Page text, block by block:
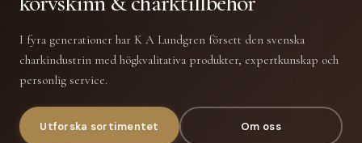
I fyra generationer har K A Lundgren försett den svenska
charkindustrin med högkvalitativa produkter, expertkunskap och
personlig service.
Utforska sortimentet Om oss